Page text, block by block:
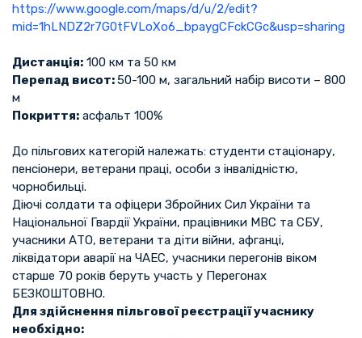
https://www.google.com/maps/d/u/2/edit?
mid=1hLNDZ2r7G0tFVLoXo6_bpaygCFckCGc&usp=sharing
Дистанція: 100 км та 50 км
Перепад висот:50-100 м, загальний набір висоти – 800
м
Покриття: асфальт 100%
До пільгових категорій належать: студенти стаціонару,
пенсіонери, ветерани праці, особи з інвалідністю,
чорнобильці.
Діючі солдати та офіцери Збройних Сил України та
Національної Гвардії України, працівники МВС та СБУ,
учасники АТО, ветерани та діти війни, афганці,
ліквідатори аварії на ЧАЕС, учасники перегонів віком
старше 70 років беруть участь у Перегонах
БЕЗКОШТОВНО.
Для здійснення пільгової реєстрації учаснику
необхідно: